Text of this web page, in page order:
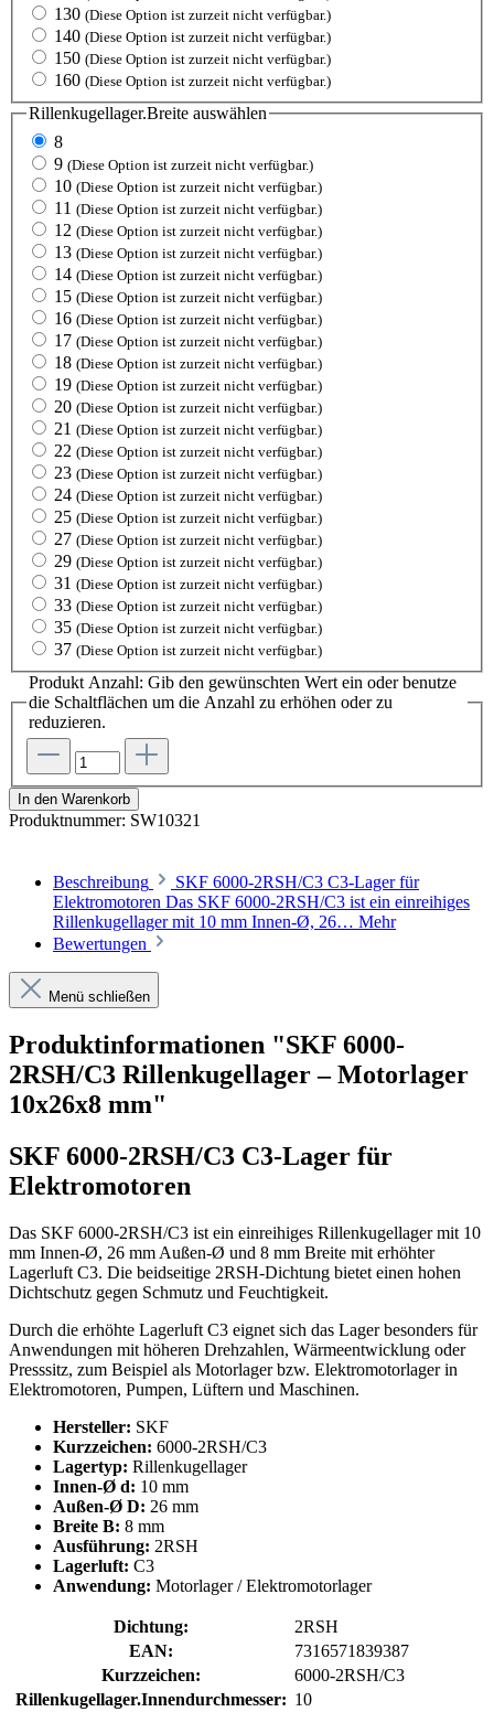
130 (Diese Option ist zurzeit nicht verfügbar.)
140 (Diese Option ist zurzeit nicht verfügbar.)
150 (Diese Option ist zurzeit nicht verfügbar.)
160 (Diese Option ist zurzeit nicht verfügbar.)
Rillenkugellager.Breite auswählen
8
9 (Diese Option ist zurzeit nicht verfügbar.)
10 (Diese Option ist zurzeit nicht verfügbar.)
11 (Diese Option ist zurzeit nicht verfügbar.)
12 (Diese Option ist zurzeit nicht verfügbar.)
13 (Diese Option ist zurzeit nicht verfügbar.)
14 (Diese Option ist zurzeit nicht verfügbar.)
15 (Diese Option ist zurzeit nicht verfügbar.)
16 (Diese Option ist zurzeit nicht verfügbar.)
17 (Diese Option ist zurzeit nicht verfügbar.)
18 (Diese Option ist zurzeit nicht verfügbar.)
19 (Diese Option ist zurzeit nicht verfügbar.)
20 (Diese Option ist zurzeit nicht verfügbar.)
21 (Diese Option ist zurzeit nicht verfügbar.)
22 (Diese Option ist zurzeit nicht verfügbar.)
23 (Diese Option ist zurzeit nicht verfügbar.)
24 (Diese Option ist zurzeit nicht verfügbar.)
25 (Diese Option ist zurzeit nicht verfügbar.)
27 (Diese Option ist zurzeit nicht verfügbar.)
29 (Diese Option ist zurzeit nicht verfügbar.)
31 (Diese Option ist zurzeit nicht verfügbar.)
33 (Diese Option ist zurzeit nicht verfügbar.)
35 (Diese Option ist zurzeit nicht verfügbar.)
37 (Diese Option ist zurzeit nicht verfügbar.)
Produkt Anzahl: Gib den gewünschten Wert ein oder benutze
die Schaltflächen um die Anzahl zu erhöhen oder zu
reduzieren.
In den Warenkorb
Produktnummer: SW10321
Beschreibung
SKF 6000-2RSH/C3 C3-Lager für
Elektromotoren Das SKF 6000-2RSH/C3 ist ein einreihiges
Rillenkugellager mit 10 mm Innen-Ø, 26… Mehr
Bewertungen
Menü schließen
Produktinformationen "SKF 6000-
2RSH/C3 Rillenkugellager – Motorlager
10x26x8 mm"
SKF 6000-2RSH/C3 C3-Lager für
Elektromotoren
Das SKF 6000-2RSH/C3 ist ein einreihiges Rillenkugellager mit 10
mm Innen-Ø, 26 mm Außen-Ø und 8 mm Breite mit erhöhter
Lagerluft C3. Die beidseitige 2RSH-Dichtung bietet einen hohen
Dichtschutz gegen Schmutz und Feuchtigkeit.
Durch die erhöhte Lagerluft C3 eignet sich das Lager besonders für
Anwendungen mit höheren Drehzahlen, Wärmeentwicklung oder
Presssitz, zum Beispiel als Motorlager bzw. Elektromotorlager in
Elektromotoren, Pumpen, Lüftern und Maschinen.
Hersteller: SKF
Kurzzeichen: 6000-2RSH/C3
Lagertyp: Rillenkugellager
Innen-Ø d: 10 mm
Außen-Ø D: 26 mm
Breite B: 8 mm
Ausführung: 2RSH
Lagerluft: C3
Anwendung: Motorlager / Elektromotorlager
Dichtung:
2RSH
EAN:
7316571839387
Kurzzeichen:
6000-2RSH/C3
Rillenkugellager.Innendurchmesser: 10